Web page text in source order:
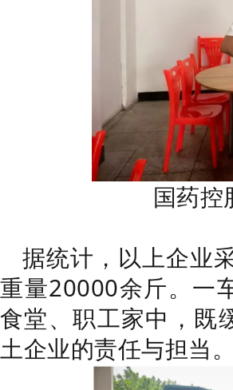
国药
据统计，以上企业
重量20000余斤。一
食堂、职工家中，既
土企业的责任与担当。